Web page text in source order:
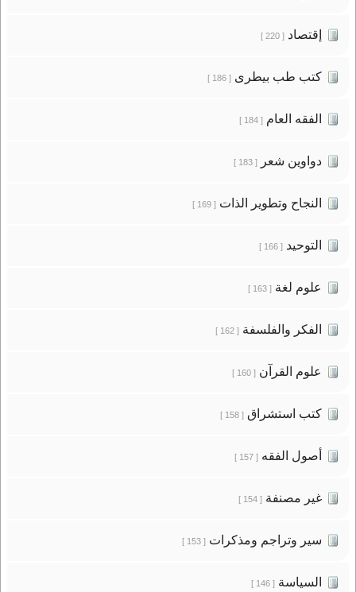
إقتصاد[ 220 ]
كتب طب بيطرى[ 186 ]
الفقه العام[ 184 ]
دواوين شعر[ 183 ]
النجاح وتطوير الذات[ 169 ]
التوحيد[ 166 ]
علوم لغة[ 163 ]
الفكر والفلسفة[ 162 ]
علوم القرآن[ 160 ]
كتب استشراق[ 158 ]
أصول الفقه[ 157 ]
غير مصنفة[ 154 ]
سير وتراجم ومذكرات[ 153 ]
السياسة[ 146 ]